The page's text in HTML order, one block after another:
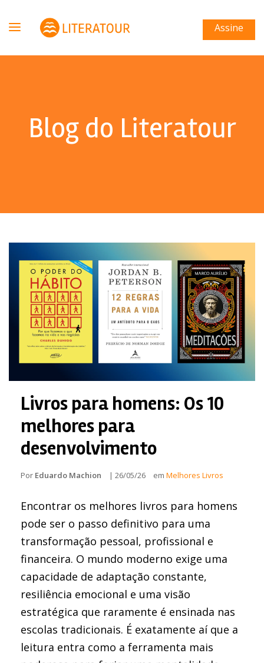
Assine
Blog do Literatour
Livros para homens: Os 10
melhores para
desenvolvimento
Por Eduardo Machion | 26/05/26 em Melhores Livros
Encontrar os melhores livros para homens
pode ser o passo definitivo para uma
transformação pessoal, profissional e
financeira. O mundo moderno exige uma
capacidade de adaptação constante,
resiliência emocional e uma visão
estratégica que raramente é ensinada nas
escolas tradicionais. É exatamente aí que a
leitura entra como a ferramenta mais